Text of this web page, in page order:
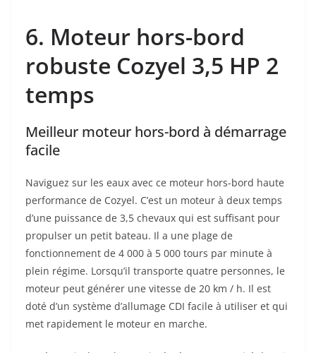
6. Moteur hors-bord
robuste Cozyel 3,5 HP 2
temps
Meilleur moteur hors-bord à démarrage
facile
Naviguez sur les eaux avec ce moteur hors-bord haute
performance de Cozyel. C’est un moteur à deux temps
d’une puissance de 3,5 chevaux qui est suffisant pour
propulser un petit bateau. Il a une plage de
fonctionnement de 4 000 à 5 000 tours par minute à
plein régime. Lorsqu’il transporte quatre personnes, le
moteur peut générer une vitesse de 20 km / h. Il est
doté d’un système d’allumage CDI facile à utiliser et qui
met rapidement le moteur en marche.